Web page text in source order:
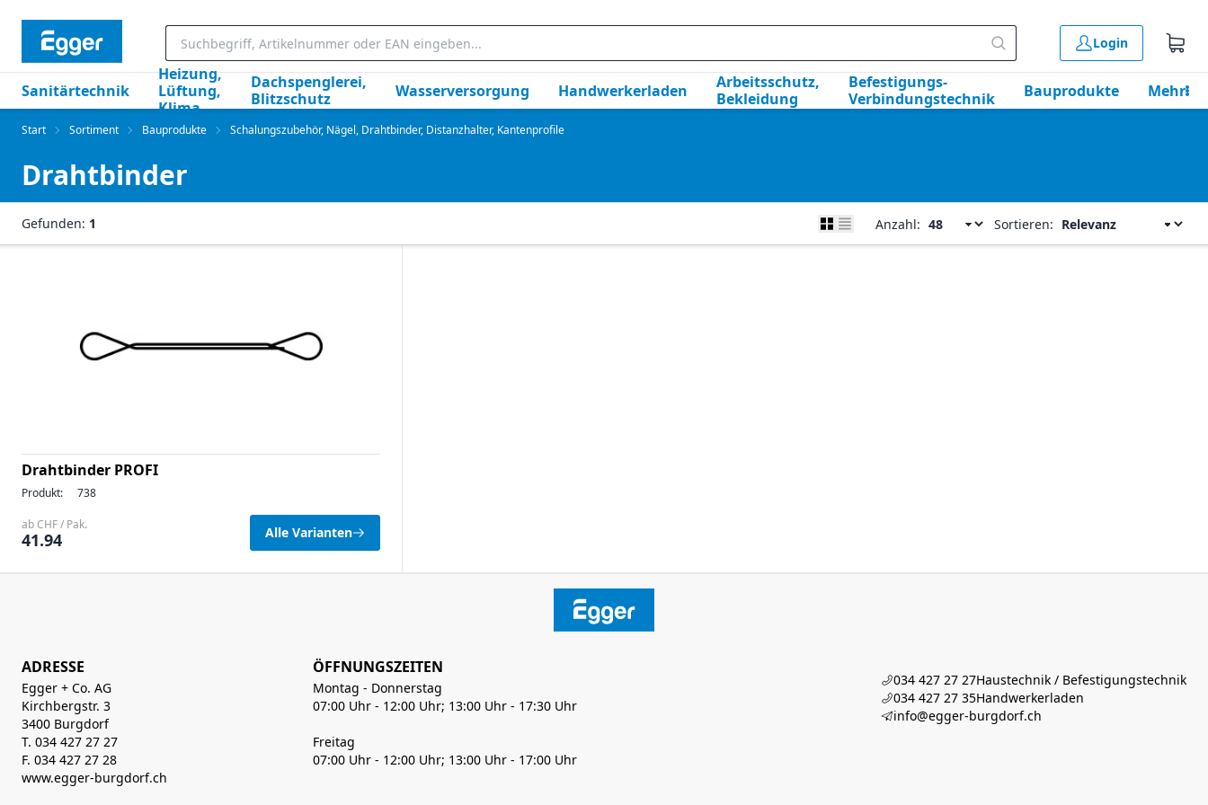
Login
Sanitärtechnik
Heizung,
Lüftung,
Klima
Dachspenglerei,
Blitzschutz
Wasserversorgung Handwerkerladen
Arbeitsschutz,
Bekleidung
Befestigungs-
Verbindungstechnik
Bauprodukte Mehr
Start Sortiment Bauprodukte Schalungszubehör, Nägel, Drahtbinder, Distanzhalter, Kantenprofile
Drahtbinder
Gefunden: 1 Anzahl: Sortieren:
Drahtbinder PROFI
Produkt: 738
ab CHF / Pak.
41.94 Alle Varianten
ADRESSE
Egger + Co. AG
Kirchbergstr. 3
3400 Burgdorf
T. 034 427 27 27
F. 034 427 27 28
www.egger-burgdorf.ch
ÖFFNUNGSZEITEN
Montag - Donnerstag
07:00 Uhr - 12:00 Uhr; 13:00 Uhr - 17:30 Uhr
Freitag
07:00 Uhr - 12:00 Uhr; 13:00 Uhr - 17:00 Uhr
034 427 27 27Haustechnik / Befestigungstechnik
034 427 27 35Handwerkerladen
info@egger-burgdorf.ch